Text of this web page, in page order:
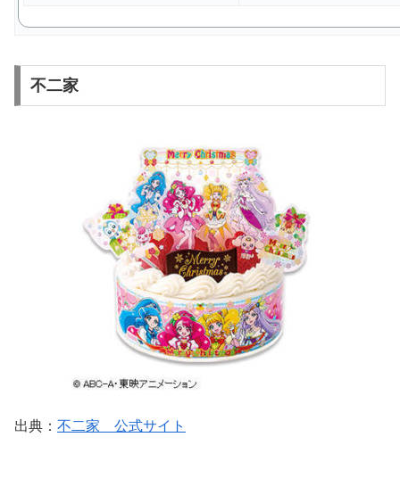
不二家
出典： 不二家 公式サイト